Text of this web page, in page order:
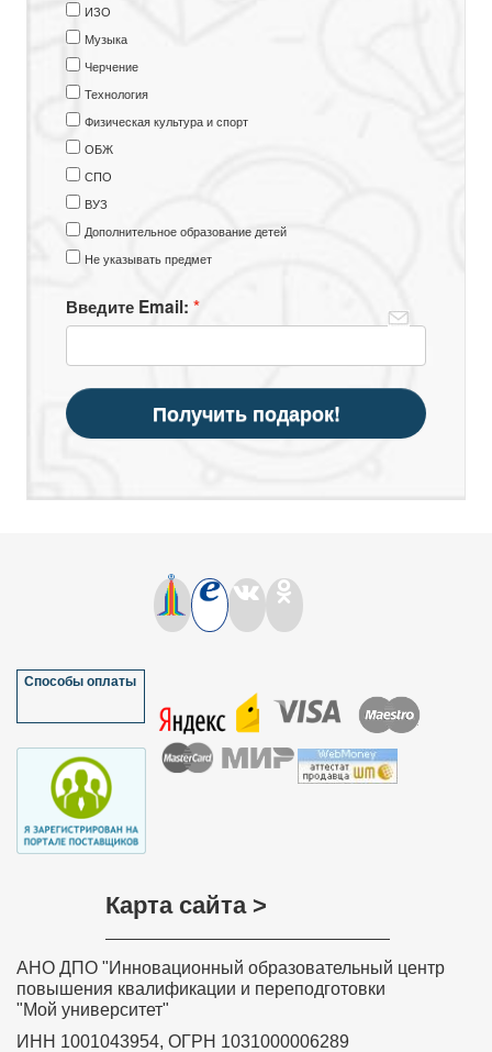
ИЗО
Музыка
Черчение
Технология
Физическая культура и спорт
ОБЖ
СПО
ВУЗ
Дополнительное образование детей
Не указывать предмет
Введите Email:
Получить подарок!
Способы оплаты
Карта сайта >
АНО ДПО "Инновационный образовательный центр
повышения квалификации и переподготовки
"Мой университет"
ИНН 1001043954, ОГРН 1031000006289